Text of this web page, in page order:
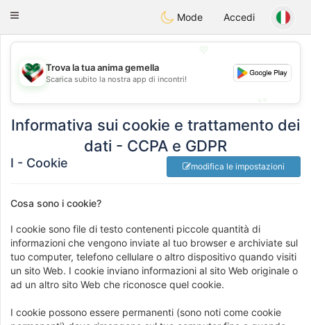
KuwaitChat
Toggle
Mode Accedi
💖
💕
Trova la tua anima gemella
Scarica subito la nostra app di incontri!
Informativa sui cookie e trattamento dei
dati - CCPA e GDPR
I - Cookie modifica le impostazioni
Cosa sono i cookie?
I cookie sono file di testo contenenti piccole quantità di
informazioni che vengono inviate al tuo browser e archiviate sul
tuo computer, telefono cellulare o altro dispositivo quando visiti
un sito Web. I cookie inviano informazioni al sito Web originale o
ad un altro sito Web che riconosce quel cookie.
I cookie possono essere permanenti (sono noti come cookie